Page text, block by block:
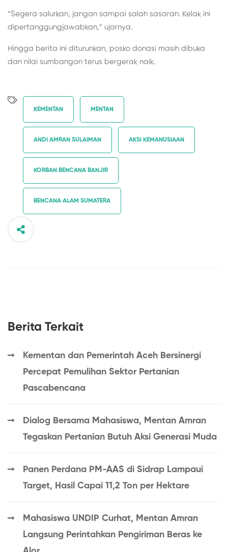
“Segera salurkan, jangan sampai salah sasaran. Kelak ini
dipertanggungjawabkan,” ujarnya.
Hingga berita ini diturunkan, posko donasi masih dibuka
dan nilai sumbangan terus bergerak naik.
KEMENTAN MENTAN
ANDI AMRAN SULAIMAN AKSI KEMANUSIAAN
KORBAN BENCANA BANJIR
BENCANA ALAM SUMATERA
Berita Terkait
Kementan dan Pemerintah Aceh Bersinergi
Percepat Pemulihan Sektor Pertanian
Pascabencana
Dialog Bersama Mahasiswa, Mentan Amran
Tegaskan Pertanian Butuh Aksi Generasi Muda
Panen Perdana PM-AAS di Sidrap Lampaui
Target, Hasil Capai 11,2 Ton per Hektare
Mahasiswa UNDIP Curhat, Mentan Amran
Langsung Perintahkan Pengiriman Beras ke